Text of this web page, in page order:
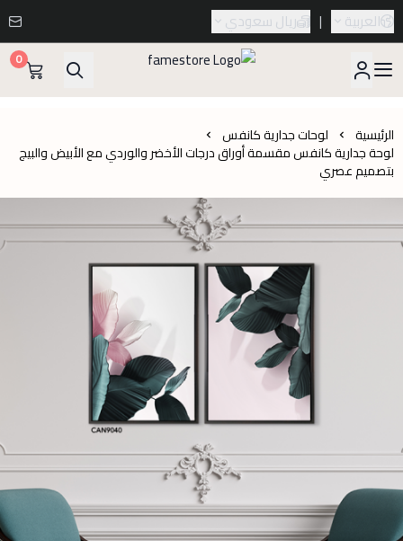
العربية | ريال سعودي
0
الرئيسية لوحات جدارية كانفس
لوحة جدارية كانفس مقسمة أوراق درجات الأخضر والوردي مع الأبيض والبيج
بتصميم عصري